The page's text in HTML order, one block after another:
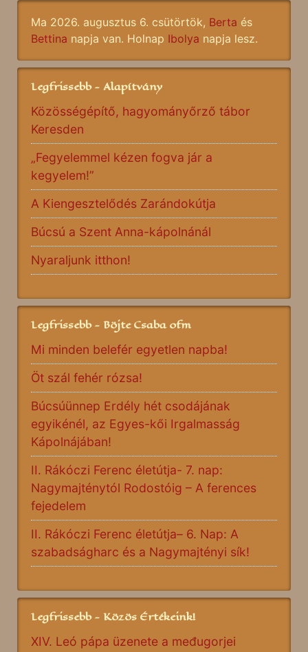
Ma 2026. augusztus 6. csütörtök, Berta és
Bettina napja van. Holnap Ibolya napja lesz.
Legfrissebb - Alapítvány
Közösségépítő, hagyományőrző tábor
Keresden
„Fegyelemmel kézen fogva jár a
kegyelem!”
A Kiengesztelődés Zarándokútja
Búcsú a Szent Anna-kápolnánál
Nyaraljunk itthon!
Legfrissebb - Böjte Csaba ofm
Mi minden belefér egyetlen napba!
Öt szál fehér rózsa!
Búcsúünnep Erdély hét csodájának
egyikénél, az Egyes-kői Irgalmasság
Kápolnájában!
II. Rákóczi Ferenc életútja- 7. nap:
Nagymajténytól Rodostóig – A ferences
fejedelem
II. Rákóczi Ferenc életútja– 6. Nap: A
szabadságharc és a Nagymajtényi sík!
Legfrissebb - Közös Értékeink!
XIV. Leó pápa üzenete a međugorjei